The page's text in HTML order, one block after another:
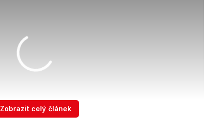
Zobrazit celý článek